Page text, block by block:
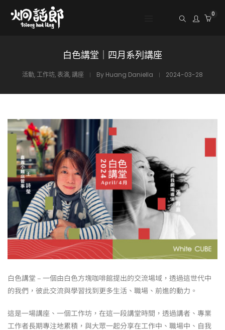
0
白色講堂｜四月系列講座
活動,工作坊,表演,講座 By Huang Daniella 2024-03-28
白色講堂 – 一個由白色方塊咖啡館提出的交流場域，透過這世代中
的我們，彼此交流與學習找到更多生活、職場、前進的動力。
這是一場講座、一個工作坊，在這一段講堂時間，透過講者、專業
工作者長期專注地累積，與大眾一起分享在工作中、職場中、自我